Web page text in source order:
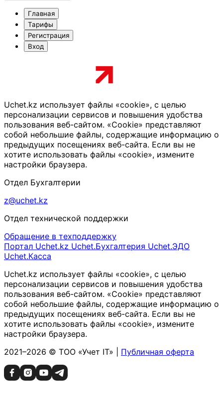
Главная
Тарифы
Регистрация
Вход
Uchet.kz использует файлы «cookie», с целью
персонализации сервисов и повышения удобства
пользования веб-сайтом. «Cookie» представляют
собой небольшие файлы, содержащие информацию о
предыдущих посещениях веб-сайта. Если вы не
хотите использовать файлы «cookie», измените
настройки браузера.
Отдел Бухгалтерии
z@uchet.kz
Отдел технической поддержки
Обращение в техподдержку
Портал Uchet.kz Uchet.Бухгалтерия Uchet.ЭДО
Uchet.Касса
Uchet.kz использует файлы «cookie», с целью
персонализации сервисов и повышения удобства
пользования веб-сайтом. «Cookie» представляют
собой небольшие файлы, содержащие информацию о
предыдущих посещениях веб-сайта. Если вы не
хотите использовать файлы «cookie», измените
настройки браузера.
2021–2026 © ТОО «Учет IT» | Публичная оферта